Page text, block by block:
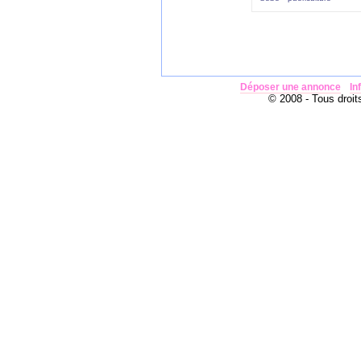
Déposer une annonce
© 2008 - Tous